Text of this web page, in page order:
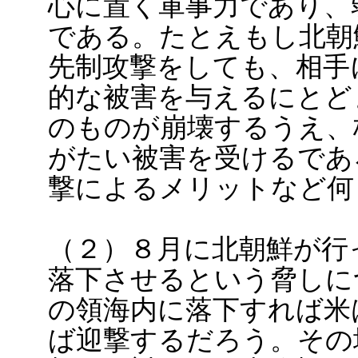
である。たとえもし北
先制攻撃をしても、相
的な被害を与えるにと
のものが崩壊するうえ
がたい被害を受けるで
撃によるメリットなど
（２）８月に北朝鮮が
落下させるという脅し
の領海内に落下すれば
ば迎撃するだろう。そ